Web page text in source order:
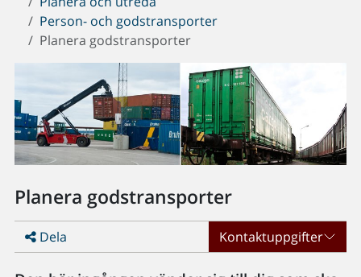
här:Person- och godstransporter
Planera godstransporter
Planera godstransporter
Dela Kontaktuppgifter